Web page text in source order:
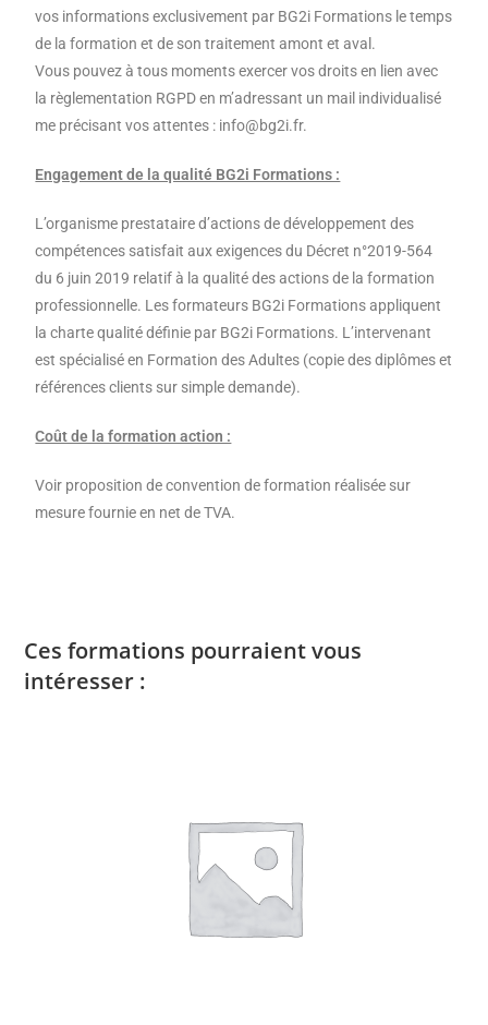
vos informations exclusivement par BG2i Formations le temps
de la formation et de son traitement amont et aval.
Vous pouvez à tous moments exercer vos droits en lien avec
la règlementation RGPD en m’adressant un mail individualisé
me précisant vos attentes : info@bg2i.fr.
Engagement de la qualité BG2i Formations :
L’organisme prestataire d’actions de développement des
compétences satisfait aux exigences du Décret n°2019-564
du 6 juin 2019 relatif à la qualité des actions de la formation
professionnelle. Les formateurs BG2i Formations appliquent
la charte qualité définie par BG2i Formations. L’intervenant
est spécialisé en Formation des Adultes (copie des diplômes et
références clients sur simple demande).
Coût de la formation action :
Voir proposition de convention de formation réalisée sur
mesure fournie en net de TVA.
Ces formations pourraient vous
intéresser :